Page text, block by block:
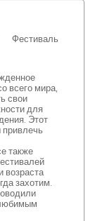
Фестиваль
всего мира,
свои
для
Этот
также
возраста
захотим.